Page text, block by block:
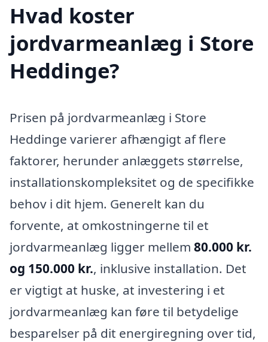
Hvad koster
jordvarmeanlæg i Store
Heddinge?
Prisen på jordvarmeanlæg i Store
Heddinge varierer afhængigt af flere
faktorer, herunder anlæggets størrelse,
installationskompleksitet og de specifikke
behov i dit hjem. Generelt kan du
forvente, at omkostningerne til et
jordvarmeanlæg ligger mellem 80.000 kr.
og 150.000 kr., inklusive installation. Det
er vigtigt at huske, at investering i et
jordvarmeanlæg kan føre til betydelige
besparelser på dit energiregning over tid,